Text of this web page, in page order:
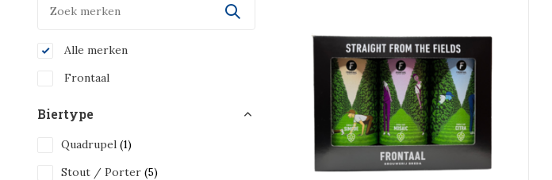
Alle merken
Frontaal
Biertype
Quadrupel (1)
Stout / Porter (5)